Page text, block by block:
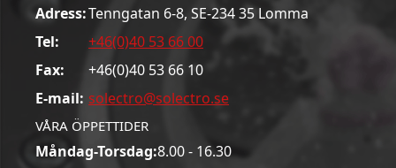
Adress:Tenngatan 6-8, SE-234 35 Lomma
Tel:
+46(0)40 53 66 00
Fax:
+46(0)40 53 66 10
E-mail: solectro@solectro.se
VÅRA ÖPPETTIDER
Måndag-Torsdag:8.00 - 16.30